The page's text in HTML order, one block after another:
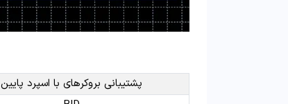
پشتیبانی بروکرهای با اسپرد پایین